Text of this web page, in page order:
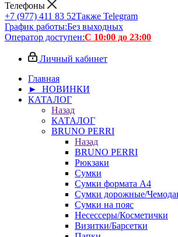
Телефоны
+7 (977) 411 83 52Также Telegram
График работы:Без выходных
Оператор доступен:С 10:00 до 23:00
Личный кабинет
Главная
► НОВИНКИ
КАТАЛОГ
Назад
КАТАЛОГ
BRUNO PERRI
Назад
BRUNO PERRI
Рюкзаки
Сумки
Сумки формата А4
Сумки дорожные/
Сумки на пояс
Несессеры/Косметички
Визитки/Барсетки